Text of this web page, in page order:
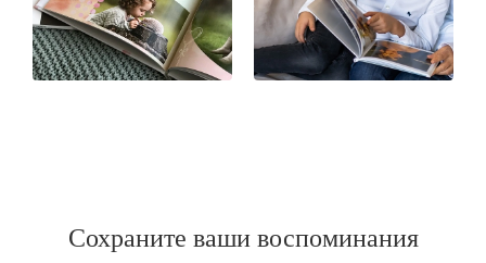
Сохраните ваши воспоминания